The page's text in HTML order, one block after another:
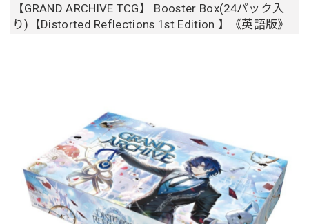
【GRAND ARCHIVE TCG】 Booster Box(24パック入
り)【Distorted Reflections 1st Edition 】《英語版》